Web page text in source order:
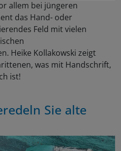
allem bei jüngeren
das Hand- oder
Feld mit vielen
Heike Kollakowski zeigt
was mit Handschrift,
ist!
Sie alte